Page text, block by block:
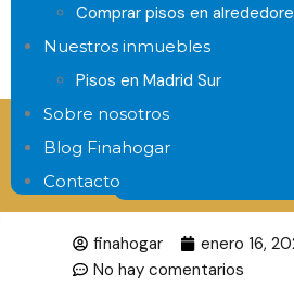
Comprar pisos en
Nuestros inmuebles
Pisos en Madrid Sur
Sobre nosotros
Blog Finahogar
Contacto
Consigue hasta el 100%
finahogar enero 16,
No hay comentarios